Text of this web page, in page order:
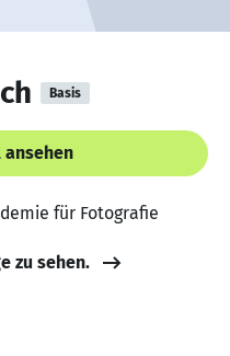
Basis
ansehen
für Fotografie
zu sehen.